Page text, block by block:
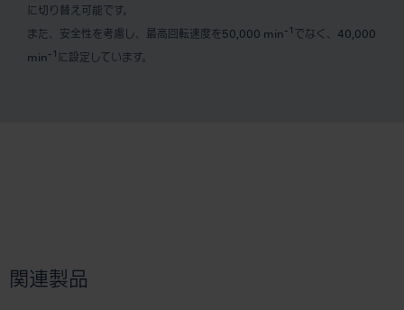
に切り替え可能です。
また、安全性を考慮し、最高回転速度を50,000 min -1 でなく、40,000
min -1 に設定しています。
関連製品